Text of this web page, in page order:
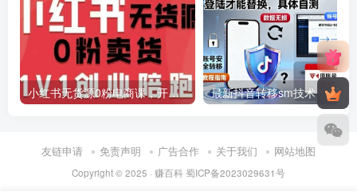
小红书无货源0粉电商课，开店准备、选品策略、笔记撰写、视频剪辑、数据分析、账号打造、资料文档(更新26年2月)
友链申请 免责声明 广告合作 关于我们 网站地图
Copyright © 2025 · 赚百科蜀ICP备2023029631号